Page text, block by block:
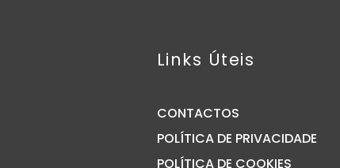
Links Úteis
CONTACTOS
POLÍTICA DE PRIVACIDADE
POLÍTICA DE COOKIES